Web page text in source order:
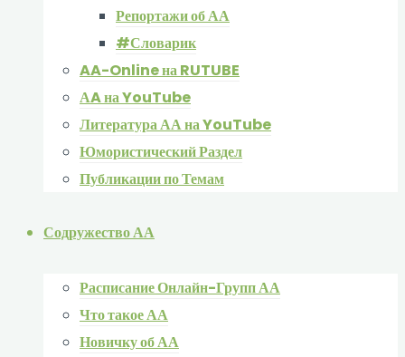
Репортажи об АА
#Словарик
AA-Online на RUTUBE
АA на YouTube
Литература АА на YouTube
Юмористический Раздел
Публикации по Темам
Содружество АА
Расписание Онлайн-Групп АА
Что такое АА
Новичку об АА